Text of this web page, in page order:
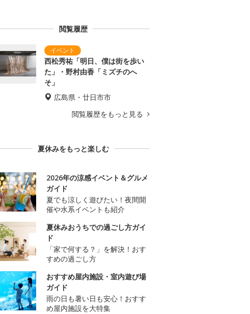
閲覧履歴
西松秀祐「明日、僕は街を歩い
た」・野村由香「ミズチのへ
そ」
広島県・廿日市市
閲覧履歴をもっと見る
夏休みをもっと楽しむ
2026年の涼感イベント＆グルメ
ガイド
夏でも涼しく遊びたい！夜間開
催や水系イベントも紹介
夏休みおうちでの過ごし方ガイ
ド
「家で何する？」を解決！おす
すめの過ごし方
おすすめ屋内施設・室内遊び場
ガイド
雨の日も暑い日も安心！おすす
め屋内施設を大特集